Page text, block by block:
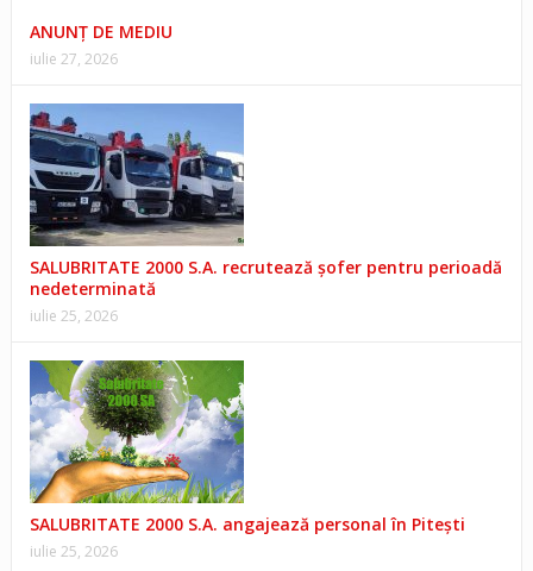
ANUNŢ DE MEDIU
iulie 27, 2026
SALUBRITATE 2000 S.A. recrutează șofer pentru perioadă
nedeterminată
iulie 25, 2026
SALUBRITATE 2000 S.A. angajează personal în Pitești
iulie 25, 2026